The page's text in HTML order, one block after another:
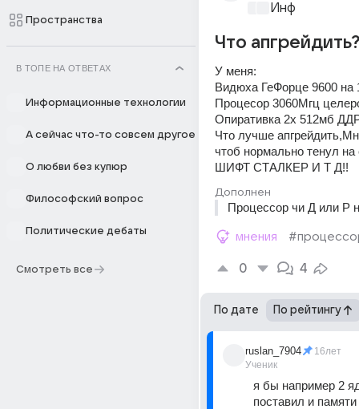
Пространства
В ТОПЕ НА ОТВЕТАХ
Информационные технологии
А сейчас что-то совсем другое
О любви без купюр
Философский вопрос
Политические дебаты
Смотреть все
Что апгрейдить?
У меня:
Видюха ГеФорце 9600 на
Процесор 3060Мгц
Опиративка 2х 512мб
Что лучше
чтоб нормально тенул
ШИФТ СТАЛКЕР И Т Д!!
Дополнен
Процессор чи Д или Р
мнения
0 4
По дате По рейтингу
ruslan_7904
Ученик
16лет
я бы например 2
поставил и